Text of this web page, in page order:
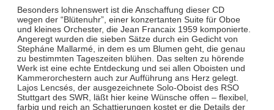
Besonders lohnenswert ist die Anschaffung dieser CD
wegen der “Blütenuhr”, einer konzertanten Suite für Oboe
und kleines Orchester, die Jean Francaix 1959 komponierte.
Angeregt wurden die sieben Sätze durch ein Gedicht von
Stepháne Mallarmé, in dem es um Blumen geht, die genau
zu bestimmten Tageszeiten blühen. Das selten zu hörende
Werk ist eine echte Entdeckung und sei allen Oboisten und
Kammerorchestern auch zur Aufführung ans Herz gelegt.
Lajos Lencsés, der ausgezeichnete Solo-Oboist des RSO
Stuttgart des SWR, läßt hier keine Wünsche offen – flexibel,
farbig und reich an Schattierungen kostet er die Details der